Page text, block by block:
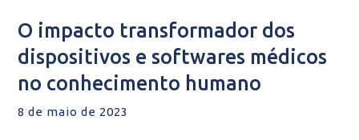
O impacto transformador dos
dispositivos e softwares médicos
no conhecimento humano
8 de maio de 2023